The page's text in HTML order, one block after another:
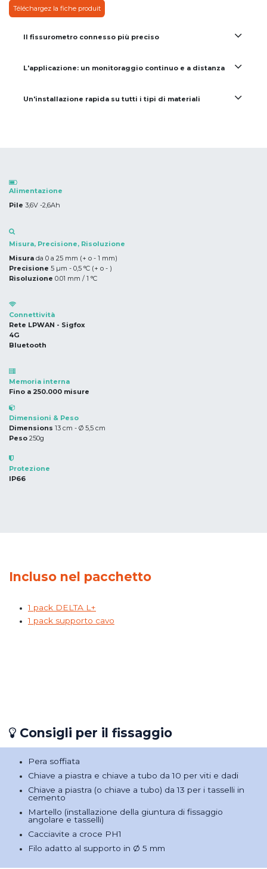
Téléchargez la fiche produit
Il fissurometro connesso più preciso
L'applicazione: un monitoraggio continuo e a distanza
Un'installazione rapida su tutti i tipi di materiali
Alimentazione
Pile 3,6V -2,6Ah
Misura, Precisione, Risoluzione
Misura da 0 a 25 mm (+ o - 1 mm)
Precisione ​5 µm - 0,5 °C (+ o - )
Risoluzione 0.01 mm / 1 °C
Connettività
Rete LPWAN - Sigfox
4G
Bluetooth
Memoria interna
Fino a 250.000 misure
Dimensioni & Peso
Dimensions 13 cm - Ø 5,5 cm
Peso 250g
Protezione
IP66
Incluso nel pacchetto
1 pack DELTA L+
1 pack supporto cavo
Consigli per il fissaggio
Pera soffiata
Chiave a piastra e chiave a tubo da 10 per viti e dadi​
Chiave a piastra (o chiave a tubo) da 13 per i tasselli in
cemento
Martello (installazione della giuntura di fissaggio
angolare e tasselli)
Cacciavite a croce PH1
Filo adatto al supporto in Ø 5 mm